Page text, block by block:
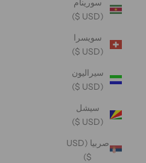
(USD $)
سويسرا
(USD $)
سيراليون
(USD $)
سيشل
(USD $)
صربيا (USD
$)